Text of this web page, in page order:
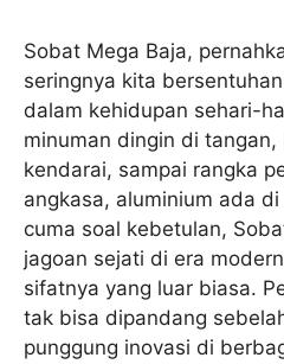
Sobat Mega Baja,
seringnya kita
dalam kehidupan sehari-
minuman dingin di
kendarai, sampai rangka
angkasa, aluminium ada
cuma soal kebetulan,
jagoan sejati di era
sifatnya yang luar biasa.
tak bisa dipandang
punggung inovasi di